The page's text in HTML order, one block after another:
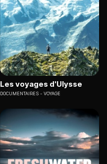
Les voyages d'Ulysse
DOCUMENTAIRES VOYAGE